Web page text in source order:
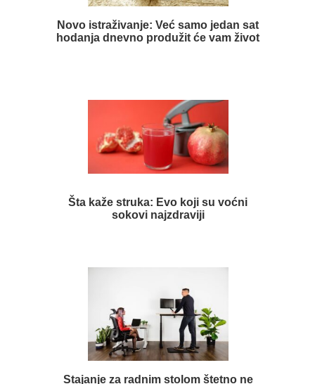
Novo istraživanje: Već samo jedan sat
hodanja dnevno produžit će vam život
Šta kaže struka: Evo koji su voćni
sokovi najzdraviji
Stajanje za radnim stolom štetno ne